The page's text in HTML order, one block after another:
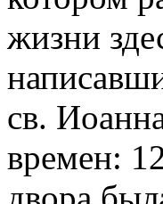
жизни
св.
времен: